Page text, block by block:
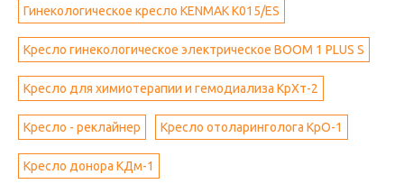
Гинекологическое кресло KENMAK K015/ES
Кресло гинекологическое электрическое BOOM 1 PLUS S
Кресло для химиотерапии и гемодиализа КрХт-2
Кресло - реклайнер Кресло отоларинголога КрО-1
Кресло донора КДм-1